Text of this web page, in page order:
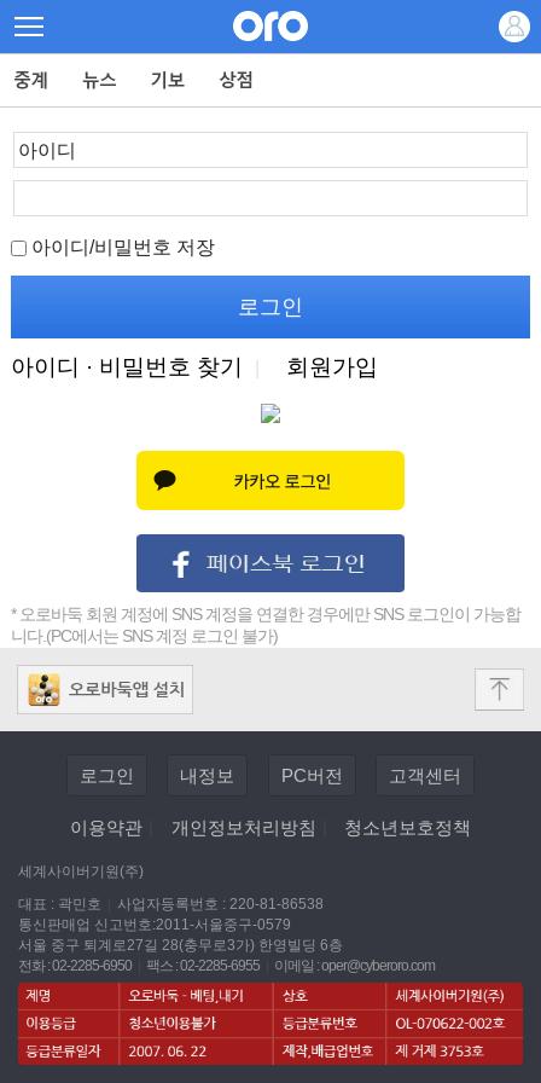
아이디/비밀번호 저장
아이디 · 비밀번호 찾기 회원가입
* 오로바둑 회원 계정에 SNS 계정을 연결한 경우에만 SNS 로그인이 가능합
니다.(PC에서는 SNS 계정 로그인 불가)
로그인 내정보 PC버전 고객센터
이용약관 개인정보처리방침 청소년보호정책
세계사이버기원(주)
대표 : 곽민호
사업자등록번호 : 220-81-86538
통신판매업 신고번호:2011-서울중구-0579
서울 중구 퇴계로27길 28(충무로3가) 한영빌딩 6층
전화 : 02-2285-6950
팩스 : 02-2285-6955 이메일 :oper@cyberoro.com